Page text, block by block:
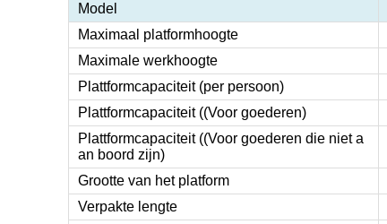
Model
Maximaal platformhoogte
Maximale werkhoogte
Plattformcapaciteit (per persoon)
Plattformcapaciteit ((Voor goederen)
Plattformcapaciteit ((Voor goederen die niet a
an boord zijn)
Grootte van het platform
Verpakte lengte